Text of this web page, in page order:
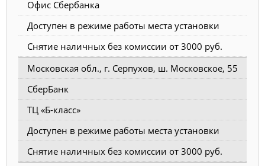
Офис Сбербанка
Доступен в режиме работы места установки
Снятие наличных без комиссии от 3000 руб.
Московская обл., г. Серпухов, ш. Московское, 55
СберБанк
ТЦ «Б-класс»
Доступен в режиме работы места установки
Снятие наличных без комиссии от 3000 руб.